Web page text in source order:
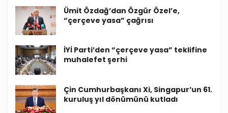
Ümit Özdağ’dan Özgür Özel’e,
“çerçeve yasa” çağrısı
İYİ Parti’den “çerçeve yasa” teklifine
muhalefet şerhi
Çin Cumhurbaşkanı Xi, Singapur’un 61.
kuruluş yıl dönümünü kutladı